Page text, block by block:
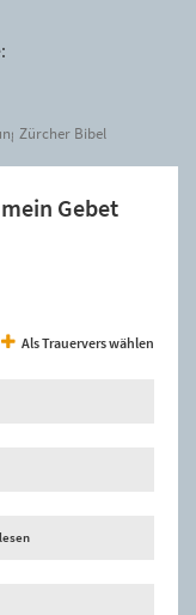
Zürcher Bibel
Gebet
Als Trauervers wählen